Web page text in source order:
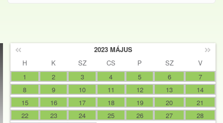
H K SZ CS P SZ
V
1
2 3 4 5 6
7
8
9 10 11 12 13
14
15
16 17 18 19 20
21
22
23 24 25 26 27
28
2023 MÁJUS